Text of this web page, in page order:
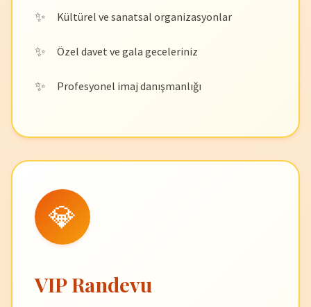
Kültürel ve sanatsal organizasyonlar
Özel davet ve gala geceleriniz
Profesyonel imaj danışmanlığı
💎
VIP Randevu